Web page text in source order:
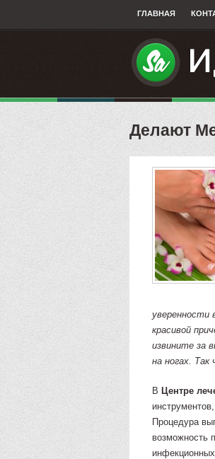
ГЛАВНАЯ
Делают
уверенности
красивой
извините за
на ногах.
В Центре
Процедура
возможность